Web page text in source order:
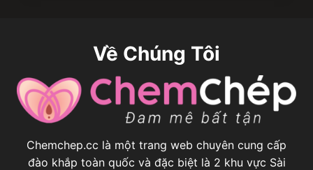
Về Chúng Tôi
Chemchep.cc là một trang web chuyên cung cấp
đào khắp toàn quốc và đặc biệt là 2 khu vực Sài